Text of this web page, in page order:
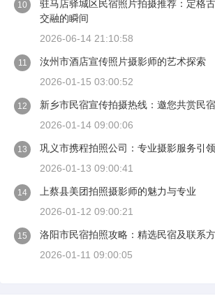
10
驻马店驿城区民宿照片拍摄推荐：定格
交融的瞬间
2026-06-14 21:10:58
11
汝州市酒店宣传照片摄影师的艺术探索
2026-01-15 03:00:52
12
新乡市民宿宣传拍摄热线：邀您共赏民
2026-01-14 09:00:06
13
巩义市携程拍照公司：专业摄影服务引
2026-01-13 09:00:41
14
上蔡县美团拍照摄影师的魅力与专业
2026-01-12 09:00:21
15
洛阳市民宿拍照攻略：精选民宿及联系
2026-01-11 09:00:05